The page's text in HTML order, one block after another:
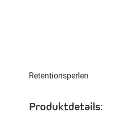
Retentionsperlen
Produktdetails: